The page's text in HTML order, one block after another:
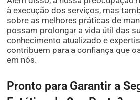
à execução dos serviços, mas
sobre as melhores práticas de
possam prolongar a vida útil das
conhecimento atualizado e
contribuem para a confiança que
em nós.
Pronto para Garantir a